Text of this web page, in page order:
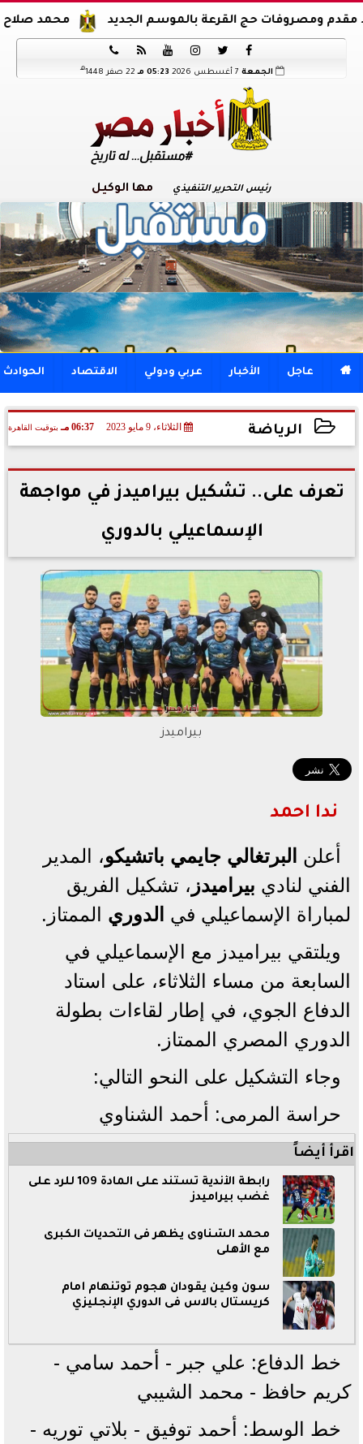
محمد صلاح يوقع حج القرعة بالموسم الجديد






الجمعة 05:23 مـ 22 صفر 1448 هـ
رئيس التحرير التنفيذي مها الوكيل
 عاجل الأخبار عربي ودولي الاقتصاد الحوادث
الرياضة الثلاثاء، 9 مايو 2023 06:37 مـ بتوقيت القاهرة
2023-05-09 18:37:54
تعرف على.. تشكيل بيراميدز في مواجهة
الإسماعيلي بالدوري
بيراميدز
ندا احمد
أعلن البرتغالي جايمي باتشيكو، المدير
الفني لنادي بيراميدز ، تشكيل الفريق
لمباراة الإسماعيلي في الدوري الممتاز.
ويلتقي بيراميدز مع الإسماعيلي في
السابعة من مساء الثلاثاء، على استاد
الدفاع الجوي، في إطار لقاءات بطولة
الدوري المصري الممتاز.
وجاء التشكيل على النحو التالي:
حراسة المرمى: أحمد الشناوي
اقرأ أيضاً
رابطة الأندية تستند على المادة 109 للرد على
غضب بيراميدز
محمد الشناوى يظهر فى التحديات الكبرى
مع الأهلى
سون وكين يقودان هجوم توتنهام أمام
كريستال بالاس فى الدوري الإنجليزي
خط الدفاع: علي جبر - أحمد سامي -
كريم حافظ - محمد الشيبي
خط الوسط: أحمد توفيق - بلاتي توريه -